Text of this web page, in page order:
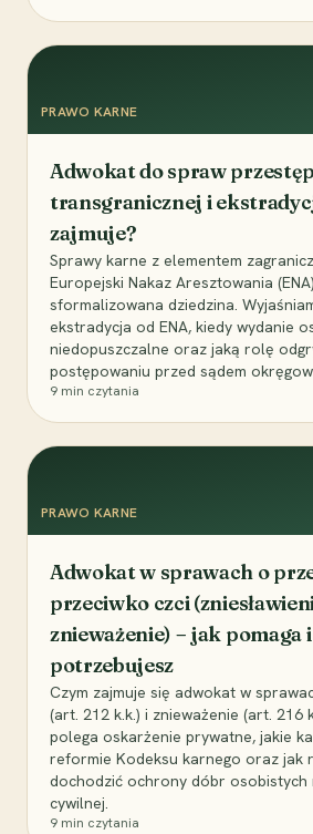
PRAWO KARNE
Adwokat do spraw
transgranicznej i
zajmuje?
Sprawy karne z elementem
Europejski Nakaz Aresztowania
sformalizowana dziedzina.
ekstradycja od ENA, kiedy wydanie
niedopuszczalne oraz jaką rolę
postępowaniu przed sądem
9 min czytania
PRAWO KARNE
Adwokat w sprawach o
przeciwko czci
znieważenie) – jak pomaga
potrzebujesz
Czym zajmuje się adwokat w
(art. 212 k.k.) i znieważenie (art. 216
polega oskarżenie prywatne, jakie
reformie Kodeksu karnego oraz jak
dochodzić ochrony dóbr osobistych
cywilnej.
9 min czytania